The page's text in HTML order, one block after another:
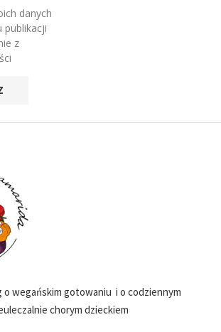
danych
publikacji
z
o wegańskim gotowaniu i o codziennym
chorym dzieckiem